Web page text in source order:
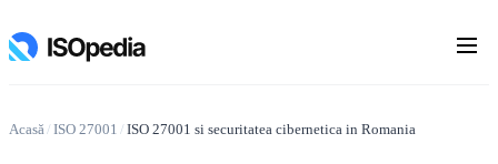
Acasă/ ISO 27001 / ISO 27001 si securitatea cibernetica in Romania